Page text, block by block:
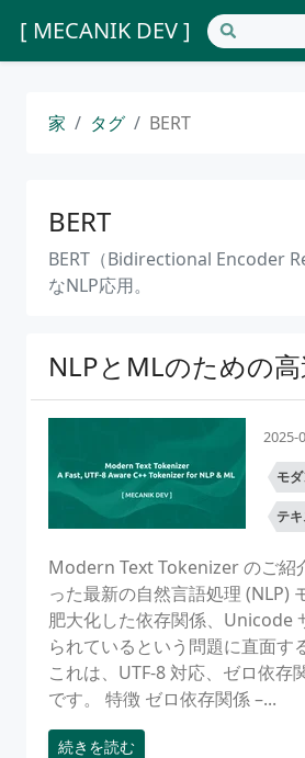
[ MECANIK DEV ]
家 タグ BERT
BERT
BERT（Bidirectional Encoder
なNLP応用。
NLPとMLのための
2025-
モ
テ
Modern Text Tokenizer のご紹
った最新の自然言語処理 (NLP)
肥大化した依存関係、Unicode
られているという問題に直面す
これは、UTF-8 対応、ゼロ依
です。 特徴 ゼロ依存関係 –...
続きを読む